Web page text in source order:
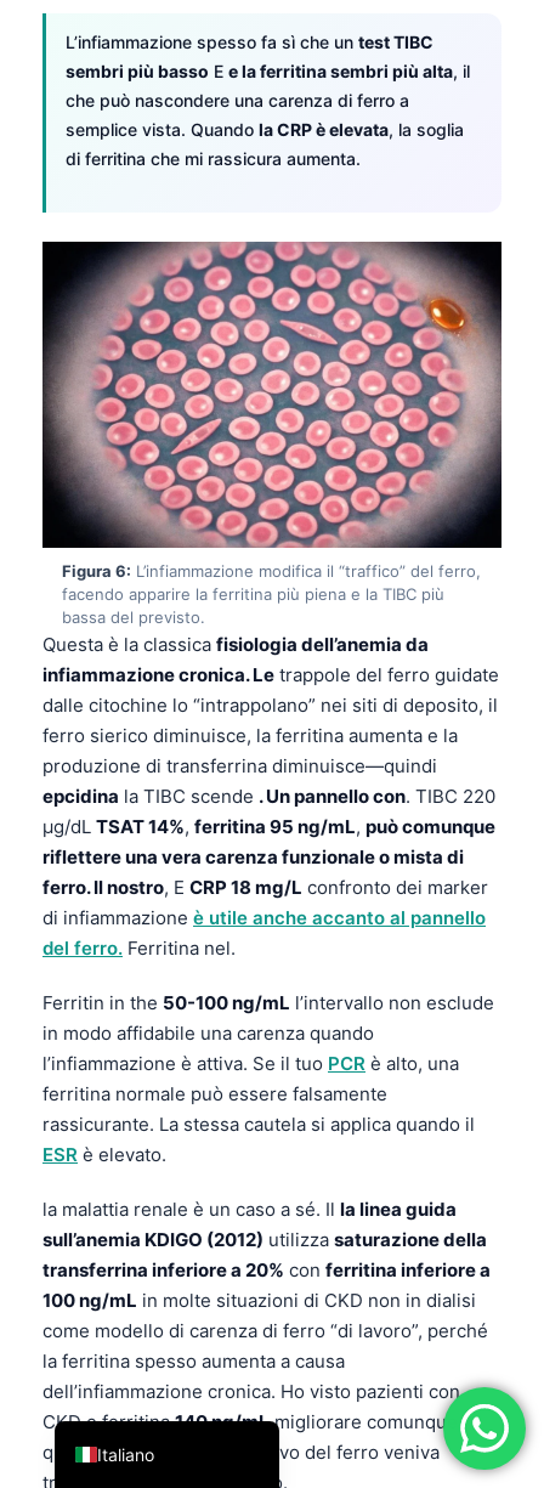
L’infiammazione spesso fa sì che un test TIBC
sembri più basso E e la ferritina sembri più alta, il
che può nascondere una carenza di ferro a
semplice vista. Quando la CRP è elevata, la soglia
di ferritina che mi rassicura aumenta.
Figura 6: L’infiammazione modifica il “traffico” del ferro,
facendo apparire la ferritina più piena e la TIBC più
bassa del previsto.
Questa è la classica fisiologia dell’anemia da
infiammazione cronica. Le trappole del ferro guidate
dalle citochine lo “intrappolano” nei siti di deposito, il
ferro sierico diminuisce, la ferritina aumenta e la
produzione di transferrina diminuisce—quindi
epcidina la TIBC scende . Un pannello con. TIBC 220
µg/dL TSAT 14%, ferritina 95 ng/mL, può comunque
riflettere una vera carenza funzionale o mista di
ferro. Il nostro, E CRP 18 mg/L confronto dei marker
di infiammazione è utile anche accanto al pannello
del ferro. Ferritina nel.
Ferritin in the 50-100 ng/mL l’intervallo non esclude
in modo affidabile una carenza quando
l’infiammazione è attiva. Se il tuo PCR è alto, una
ferritina normale può essere falsamente
rassicurante. La stessa cautela si applica quando il
ESR è elevato.
la malattia renale è un caso a sé. Il la linea guida
sull’anemia KDIGO (2012) utilizza saturazione della
transferrina inferiore a 20% con ferritina inferiore a
100 ng/mL in molte situazioni di CKD non in dialisi
come modello di carenza di ferro “di lavoro”, perché
la ferritina spesso aumenta a causa
dell’infiammazione cronica. Ho visto pazienti con
CKD e ferritina140 ng/mLmigliorare comunque
quando il quadro complessivo del ferro veniva
trattato in modo appropriato.
Italiano
English
Deutsch
العربية
Français
עִבְרִית
Español
Ελληνικά
Türkçe
Română
简体中文
Dansk
Nederlands
Bahasa Indonesia
Հայերեն
Íslenska
Српски језик
Svenska
Bosanski
Azərbaycan dili
Eesti
日本語
Čeština
ქართული
Русский
Lietuvių kalba
Polski
Slovenščina
Magyar
Shqip
বাংলা